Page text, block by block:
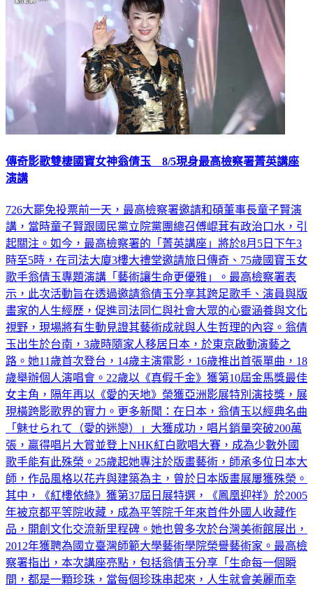
傳奇影歌雙棲國寶女神翁倩玉 8/5現身最高檢察署菁英講座
726大罷免投票前一天，最高檢察署邀請和碩董事長童子賢演
講，當時童子賢跟國民黨立院黨團總召傅崐萁有政治口水，引
起關注。如今，最高檢察署的「菁英講座」將於8月5日下午3
時至5時，在司法大廈3樓大禮堂邀請旅日傳奇、75歲國寶玉女
歌手翁倩玉專題演講「藝術讓生命更優雅」。最高檢察署表
示，此次活動旨在透過邀請翁倩玉分享其跨足歌手、演員與版
畫家的人生經歷，促進司法同仁與社會大眾的心靈涵養與文化
視野，現場將有生動見證其藝術成就與人生哲理的內容。翁倩
玉出生於台南，3歲時隨家人移居日本，於東京啟動演藝之
路。她11歲首次登台，14歲主演電影，16歲推出首張單曲，18
歲舉辦個人演唱會。22歲以《真假千金》獲第10屆金馬獎最佳
女主角，隔年再以《愛的天地》榮獲亞洲影展特別演技獎，展
現橫跨影歌界的實力。更多新聞：在日本，翁倩玉以經典名曲
「魅せられて（愛的迷戀）」大獲成功，唱片銷量突破200萬
張，贏得唱片大賞並登上NHK紅白歌唱大賽，成為少數外國
歌手能有此殊榮。25歲起她專注於版畫藝術，師承多位日本大
師，作品風格以花卉與建築為主，曾於日本版畫展屢獲殊榮。
其中，《紅樓依綠》獲第37屆日展特選，《鳳凰迎祥》於2005
年被京都平等院收藏，成為平等院千年來首件外國人收藏作
品，開創文化交流新里程碑。她也曾多次於台灣美術館展出，
2012年獲聘為國立臺灣師範大學藝術學院榮譽藝術家。最高檢
察署指出，本次講座亮點，包括翁倩玉分享「生命每一個瞬